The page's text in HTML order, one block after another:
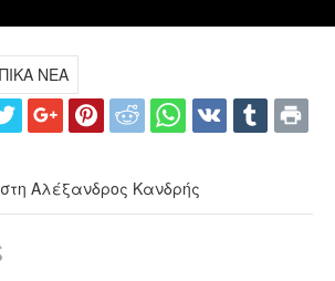
ΝΕΑ
Αλέξανδρος Κανδρής